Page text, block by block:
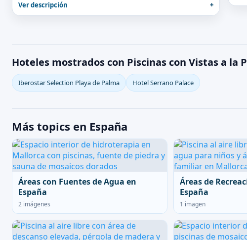
Ver descripción
Hoteles mostrados con Piscinas con Vistas a la
Iberostar Selection Playa de Palma Hotel Serrano Palace
Más topics en España
Áreas con Fuentes de Agua en
España
2 imágenes
Áreas de
España
1 imagen